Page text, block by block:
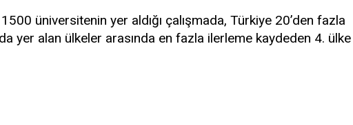
üniversitenin yer aldığı çalışmada, Türkiye 20’den fazla
yer alan ülkeler arasında en fazla ilerleme kaydeden 4. ülke